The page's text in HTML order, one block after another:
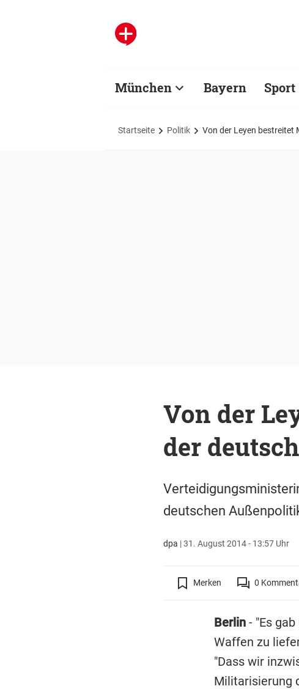
München Bayern Sport
Startseite Politik Von der Leyen bestreitet
Von der
der
deutschen
dpa |31. August 2014 - 13:57 Uhr
Merken 0
Berlin- "Es
Waffen zu
"Dass wir
Militarisierung